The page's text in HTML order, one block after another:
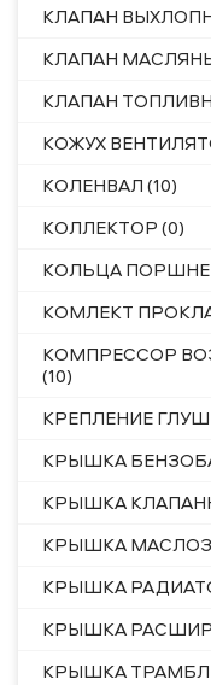
КЛАПАН
КЛАПАН
КЛАПАН
КОЖУХ
КОЛЕНВАЛ (10)
КОЛЛЕКТОР (0)
КОЛЬЦА
КОМЛЕКТ
КОМПРЕССОР
(10)
КРЕПЛЕНИЕ
КРЫШКА
КРЫШКА
КРЫШКА
КРЫШКА
КРЫШКА
КРЫШКА